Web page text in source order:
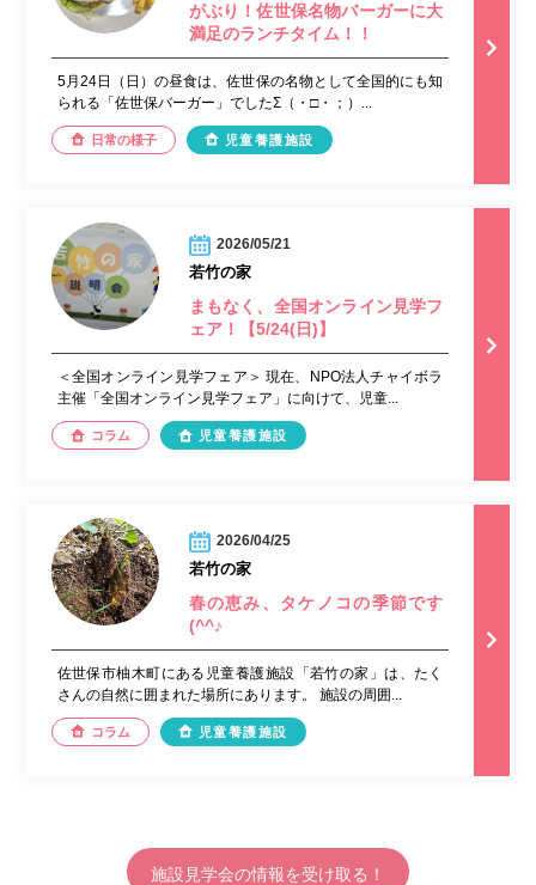
がぶり！佐世保名物バーガーに大
満足のランチタイム！！
5月24日（日）の昼食は、佐世保の名物として全国的にも知
られる「佐世保バーガー」でしたΣ（・□・；）...
日常の様子 児童養護施設
2026/05/21
若竹の家
まもなく、全国オンライン見学フ
ェア！【5/24(日)】
＜全国オンライン見学フェア＞ 現在、NPO法人チャイボラ
主催「全国オンライン見学フェア」に向けて、児童...
コラム 児童養護施設
2026/04/25
若竹の家
春の恵み、タケノコの季節です
(^^♪
佐世保市柚木町にある児童養護施設「若竹の家」は、たく
さんの自然に囲まれた場所にあります。 施設の周囲...
コラム 児童養護施設
施設見学会の情報を受け取る！